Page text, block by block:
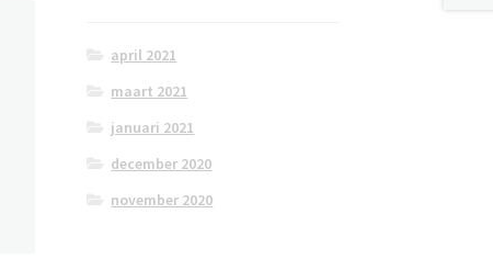
april 2021
maart 2021
januari 2021
december 2020
november 2020